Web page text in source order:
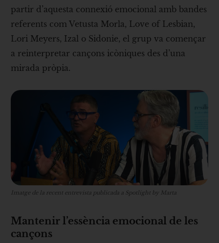
partir d’aquesta connexió emocional amb bandes
referents com Vetusta Morla, Love of Lesbian,
Lori Meyers, Izal o Sidonie, el grup va començar
a reinterpretar cançons icòniques des d’una
mirada pròpia.
Imatge de la recent entrevista publicada a Spotlight by Marta
Mantenir l’essència emocional de les
cançons